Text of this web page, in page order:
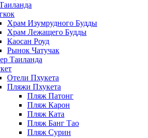
Храм Изумрудного Будды
Храм Лежащего Будды
Каосан Роуд
Рынок Чатучак
Таиланда
Отели Пхукета
Пляжи Пхукета
Пляж Патонг
Пляж Карон
Пляж Ката
Пляж Банг Тао
Пляж Сурин